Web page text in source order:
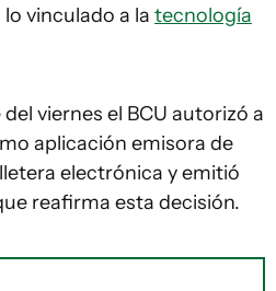
vinculado a la tecnología
viernes el BCU autorizó a
aplicación emisora de
electrónica y emitió
reafirma esta decisión.